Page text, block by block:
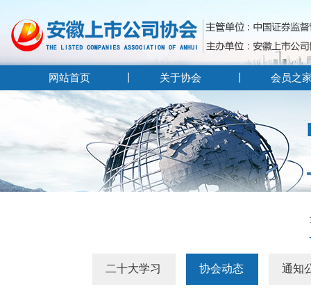
网站首页 关于协会 会员之
二十大学习 协会动态 通知